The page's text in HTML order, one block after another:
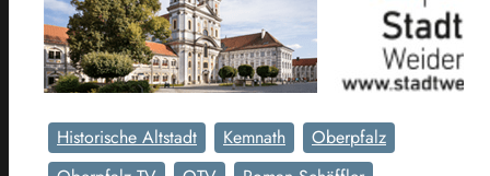
Historische Altstadt Kemnath
Oberpfalz